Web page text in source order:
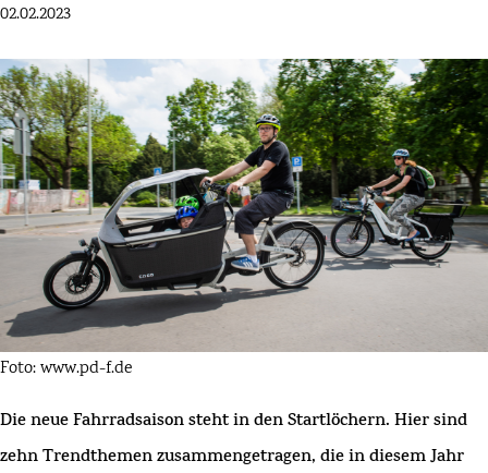
02.02.2023
Foto: www.pd-f.de
Die neue Fahrradsaison steht in den Startlöchern. Hier sind
zehn Trendthemen zusammengetragen, die in diesem Jahr